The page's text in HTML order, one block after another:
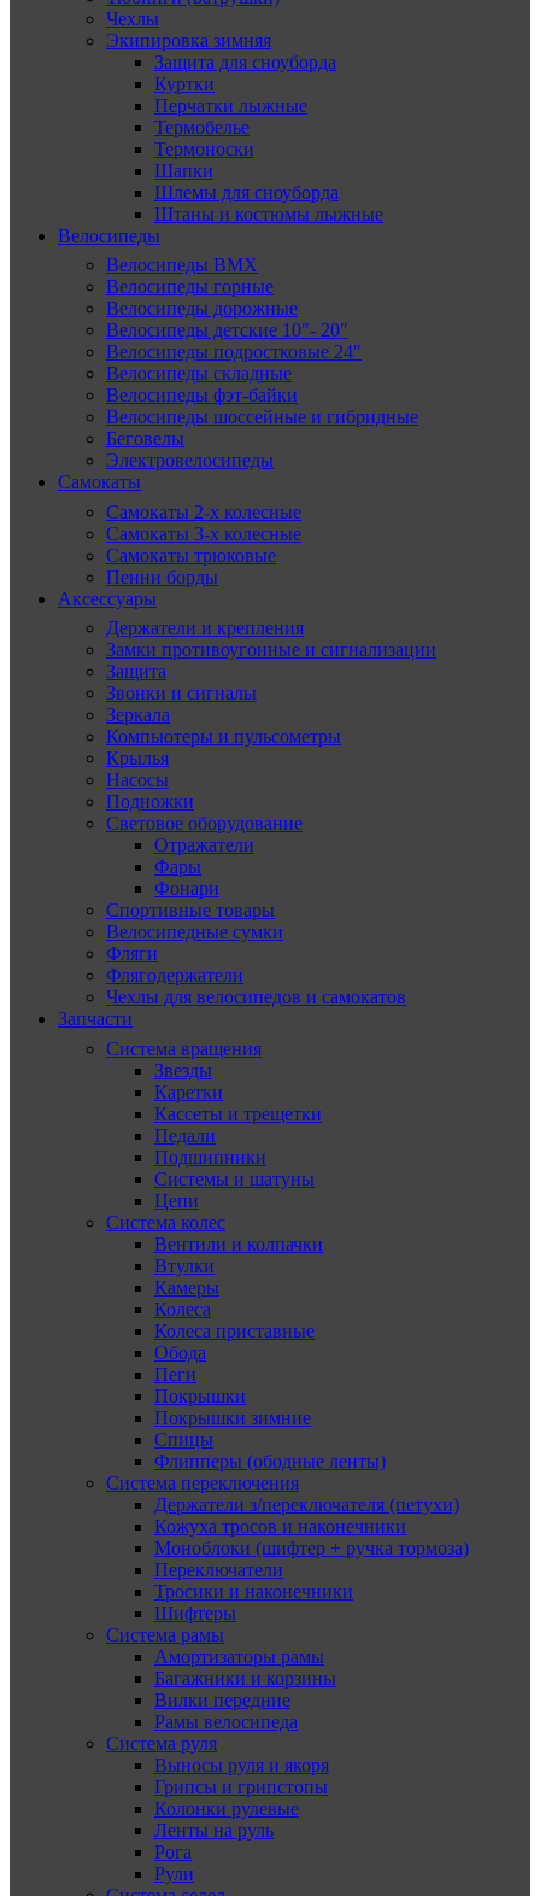
Чехлы
Экипировка зимняя
Защита для сноуборда
Куртки
Перчатки лыжные
Термобелье
Термоноски
Шапки
Шлемы для сноуборда
Штаны и костюмы лыжные
Велосипеды
Велосипеды BMX
Велосипеды горные
Велосипеды дорожные
Велосипеды детские 10″- 20″
Велосипеды подростковые 24″
Велосипеды складные
Велосипеды фэт-байки
Велосипеды шоссейные и гибридные
Беговелы
Электровелосипеды
Самокаты
Самокаты 2-х колесные
Самокаты 3-х колесные
Самокаты трюковые
Пенни борды
Аксессуары
Держатели и крепления
Замки противоугонные и сигнализации
Защита
Звонки и сигналы
Зеркала
Компьютеры и пульсометры
Крылья
Насосы
Подножки
Световое оборудование
Отражатели
Фары
Фонари
Спортивные товары
Велосипедные сумки
Фляги
Флягодержатели
Чехлы для велосипедов и самокатов
Запчасти
Система вращения
Звезды
Каретки
Кассеты и трещетки
Педали
Подшипники
Системы и шатуны
Цепи
Система колес
Вентили и колпачки
Втулки
Камеры
Колеса
Колеса приставные
Обода
Пеги
Покрышки
Покрышки зимние
Спицы
Флипперы (ободные ленты)
Система переключения
Держатели з/переключателя (петухи)
Кожуха тросов и наконечники
Моноблоки (шифтер + ручка тормоза)
Переключатели
Тросики и наконечники
Шифтеры
Система рамы
Амортизаторы рамы
Багажники и корзины
Вилки передние
Рамы велосипеда
Система руля
Выносы руля и якоря
Грипсы и грипстопы
Колонки рулевые
Ленты на руль
Рога
Рули